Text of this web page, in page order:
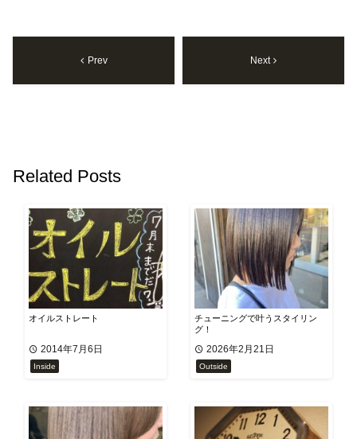
Prev Next
Related Posts
オイルストレート
2014年7月6日
Inside
チューニングで叶うスタイリン
グ！
2026年2月21日
Outside